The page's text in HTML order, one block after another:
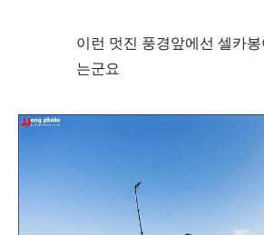
이런 멋진 풍경앞에선 셀카
는군요